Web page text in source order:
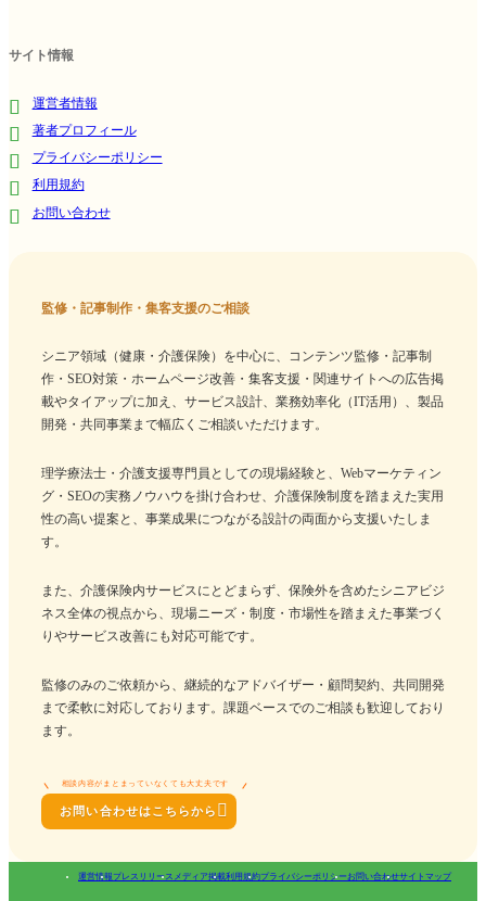
サイト情報
運営者情報
著者プロフィール
プライバシーポリシー
利用規約
お問い合わせ
監修・記事制作・集客支援のご相談
シニア領域（健康・介護保険）を中心に、コンテンツ監修・記事制
作・SEO対策・ホームページ改善・集客支援・関連サイトへの広告掲
載やタイアップに加え、サービス設計、業務効率化（IT活用）、製品
開発・共同事業まで幅広くご相談いただけます。
理学療法士・介護支援専門員としての現場経験と、Webマーケティン
グ・SEOの実務ノウハウを掛け合わせ、介護保険制度を踏まえた実用
性の高い提案と、事業成果につながる設計の両面から支援いたしま
す。
また、介護保険内サービスにとどまらず、保険外を含めたシニアビジ
ネス全体の視点から、現場ニーズ・制度・市場性を踏まえた事業づく
りやサービス改善にも対応可能です。
監修のみのご依頼から、継続的なアドバイザー・顧問契約、共同開発
まで柔軟に対応しております。課題ベースでのご相談も歓迎しており
ます。
相談内容がまとまっていなくても大丈夫です
お問い合わせはこちらから 
運営情報プレスリリース メディア掲載利用規約プライバシーポリシーお問い合わせサイトマップ